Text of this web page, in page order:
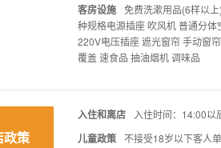
客房设施
免费洗漱用品(6样以
种规格电源插座 吹风机 普通分
220V电压插座 遮光窗帘 手动窗
覆盖 速食品 抽油烟机 调味品
政策
入住和离店 入住时间：14:00以
儿童政策 不接受18岁以下客人单